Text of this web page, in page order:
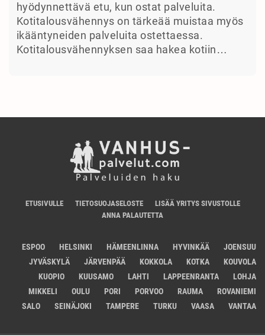
hyödynnettävä etu, kun ostat palveluita.
Kotitalousvähennys on tärkeää muistaa myös
ikääntyneiden palveluita ostettaessa.
Kotitalousvähennyksen saa hakea kotiin…
ETUSIVULLE TIETOSUOJASELOSTE
LISÄÄ YRITYS SIVUSTOLLE
ANNA PALAUTETTA
ESPOO HELSINKI HÄMEENLINNA HYVINKÄÄ
JOENSUU
JYVÄSKYLÄ
JÄRVENPÄÄ KOKKOLA KOTKA
KOUVOLA
KUOPIO
KUUSAMO LAHTI LAPPEENRANTA
LOHJA
MIKKELI
OULU PORI PORVOO RAUMA
ROVANIEMI
SALO
SEINÄJOKI TAMPERE TURKU VAASA VANTAA